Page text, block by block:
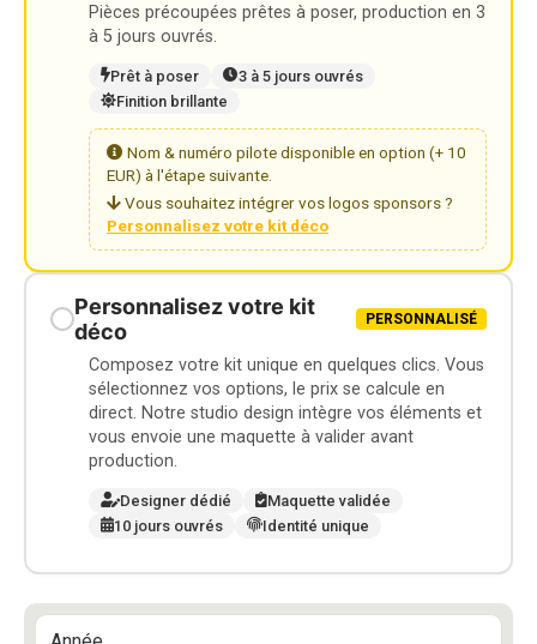
Pièces précoupées prêtes à poser, production en 3
à 5 jours ouvrés.
Prêt à poser
3 à 5 jours ouvrés
Finition brillante
Nom & numéro pilote disponible en option (+ 10
EUR) à l'étape suivante.
Vous souhaitez intégrer vos logos sponsors ?
Personnalisez votre kit déco
Personnalisez votre kit
déco
PERSONNALISÉ
Composez votre kit unique en quelques clics. Vous
sélectionnez vos options, le prix se calcule en
direct. Notre studio design intègre vos éléments et
vous envoie une maquette à valider avant
production.
Designer dédié
Maquette validée
10 jours ouvrés
Identité unique